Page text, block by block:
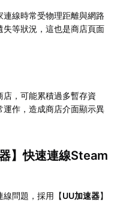
線時常受物理距離與網路
等狀況，這也是商店頁面
，可能累積過多暫存資
作，造成商店介面顯示異
】快速連線Steam
問題，採用【UU加速器】